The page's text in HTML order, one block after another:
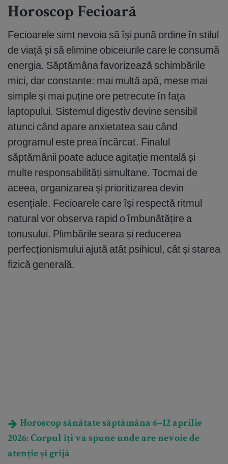
Horoscop Fecioară
Fecioarele simt nevoia să își pună ordine în stilul
de viață și să elimine obiceiurile care le consumă
energia. Săptămâna favorizează schimbările
mici, dar constante: mai multă apă, mese mai
simple și mai puține ore petrecute în fața
laptopului. Sistemul digestiv devine sensibil
atunci când apare anxietatea sau când
programul este prea încărcat. Finalul
săptămânii poate aduce agitație mentală și
multe responsabilități simultane. Tocmai de
aceea, organizarea și prioritizarea devin
esențiale. Fecioarele care își respectă ritmul
natural vor observa rapid o îmbunătățire a
tonusului. Plimbările seara și reducerea
perfecționismului ajută atât psihicul, cât și starea
fizică generală.
Horoscop sănătate săptămâna 6–12 aprilie
2026: Corpul îți va spune unde are nevoie de
atenție și grijă